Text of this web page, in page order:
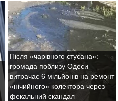
Після «чарівного стусана»:
громада поблизу Одеси
витрачає 6 мільйонів на ремонт
«нічийного» колектора через
фекальний скандал